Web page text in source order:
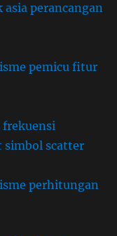
perancangan
pemicu fitur
frekuensi
simbol scatter
perhitungan